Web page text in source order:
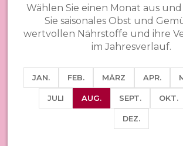
Wählen Sie einen Monat aus
Sie saisonales Obst und
wertvollen Nährstoffe und ihre
im Jahresverlauf.
JAN. FEB. MÄRZ APR.
JULI AUG. SEPT. OKT.
DEZ.